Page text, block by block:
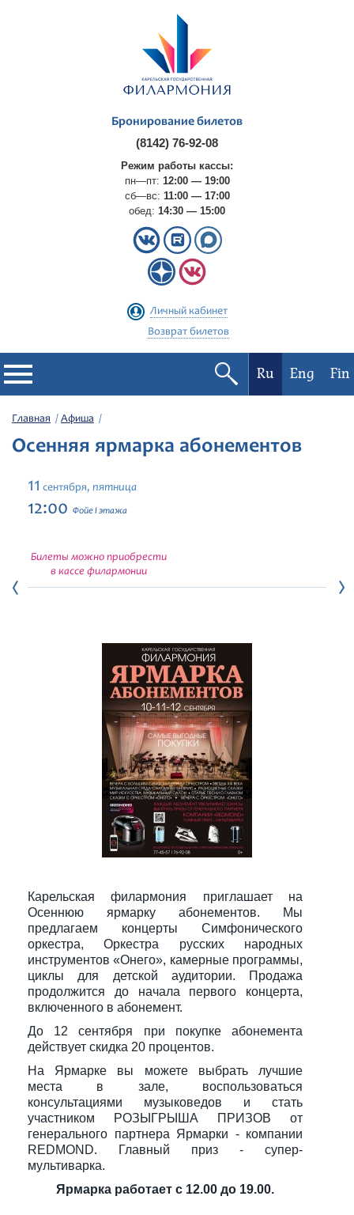
Бронирование билетов
(8142) 76-92-08
Режим работы кассы:
пн—пт: 12:00 — 19:00
сб—вс: 11:00 — 17:00
обед: 14:30 — 15:00
Личный кабинет
Возврат билетов
Филармония
Фестивали
Новости
Ru Eng Fin
Главная Афиша
Осенняя ярмарка абонементов
11 сентября, пятница
12:00 Фойе I этажа
Билеты можно приобрести
в кассе филармонии
Карельская филармония приглашает на
Осеннюю ярмарку абонементов. Мы
предлагаем концерты Симфонического
оркестра, Оркестра русских народных
инструментов «Онего», камерные программы,
циклы для детской аудитории. Продажа
продолжится до начала первого концерта,
включенного в абонемент.
До 12 сентября при покупке абонемента
действует скидка 20 процентов.
На Ярмарке вы можете выбрать лучшие
места в зале, воспользоваться
консультациями музыковедов и стать
участником РОЗЫГРЫША ПРИЗОВ от
генерального партнера Ярмарки - компании
REDMOND. Главный приз - супер-
мультиварка.
Ярмарка работает с 12.00 до 19.00.